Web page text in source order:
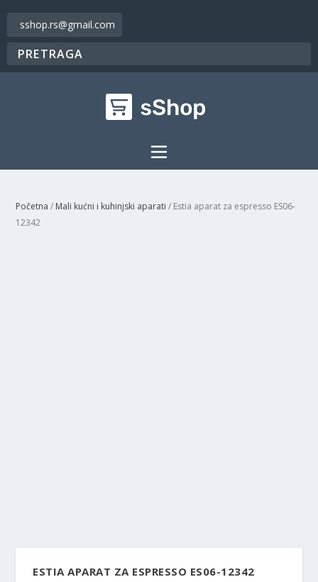
sshop.rs@gmail.com
Početna / Mali kućni i kuhinjski aparati / Estia aparat za espresso ES06-
12342
ESTIA APARAT ZA ESPRESSO ES06-12342